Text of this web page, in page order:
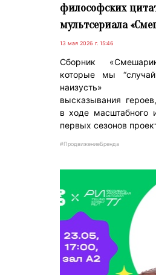
философских
мультсериала
13 мая 2026 г. 15:46
Сборник
которые мы
наизусть»
высказывания
в ходе масштабного
первых сезонов
#ПродвижениеБренда